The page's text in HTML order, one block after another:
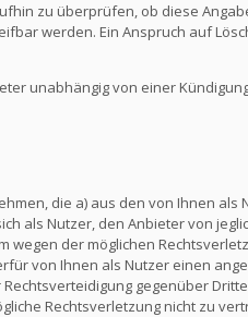
zu überprüfen, ob diese
werden. Ein Anspruch auf
unabhängig von einer
die a) aus den von Ihnen
als Nutzer, den Anbieter von
der möglichen
von Ihnen als Nutzer einen
gegenüber
Rechtsverletzung nicht zu